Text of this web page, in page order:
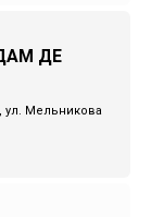
ДЕ
ул. Мельникова